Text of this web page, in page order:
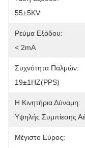
55±5KV
Ρεύμα Εξόδου:
< 2mA
Συχνότητα Παλμών:
19±1HZ(PPS)
Η Κινητήρια Δύναμη:
Υψηλής Συμπίεσης
Μέγιστο Εύρος: